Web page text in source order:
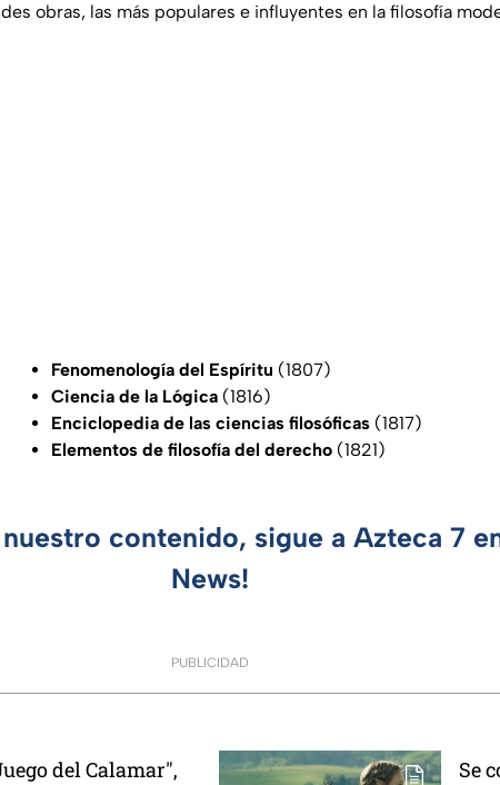
obras, las más populares e influyentes en la filosofía
Fenomenología del Espíritu (1807)
Ciencia de la Lógica (1816)
Enciclopedia de las ciencias filosóficas (1817)
Elementos de filosofía del derecho (1821)
contenido, sigue a Azteca 7
News!
PUBLICIDAD
del Calamar",
Se